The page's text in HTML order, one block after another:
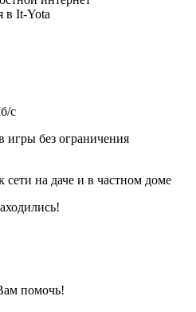
в It-Yota
с
игры без ограничения
на даче и в частном доме
помочь!